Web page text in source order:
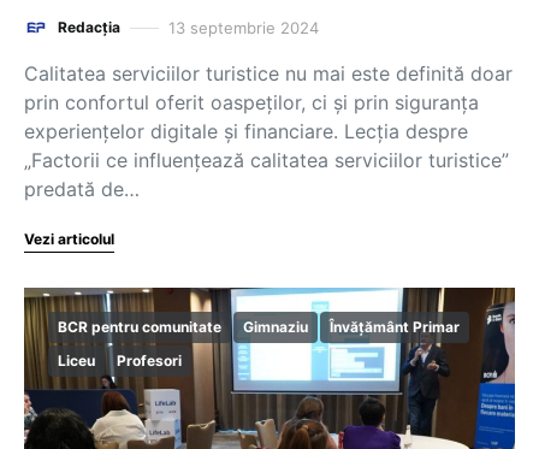
Redacția 13 septembrie 2024
Calitatea serviciilor turistice nu mai este definită doar
prin confortul oferit oaspeților, ci și prin siguranța
experiențelor digitale și financiare. Lecția despre
„Factorii ce influențează calitatea serviciilor turistice”
predată de…
Vezi articolul
BCR pentru comunitate Gimnaziu
Învățământ Primar
Liceu
Profesori